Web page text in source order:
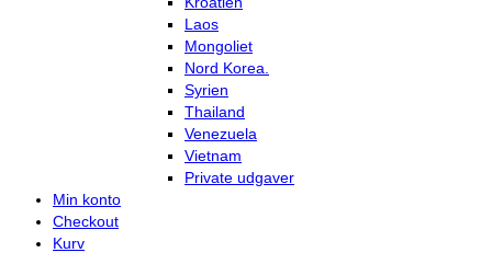
Laos
Mongoliet
Nord Korea.
Syrien
Thailand
Venezuela
Vietnam
Private udgaver
Min konto
Checkout
Kurv